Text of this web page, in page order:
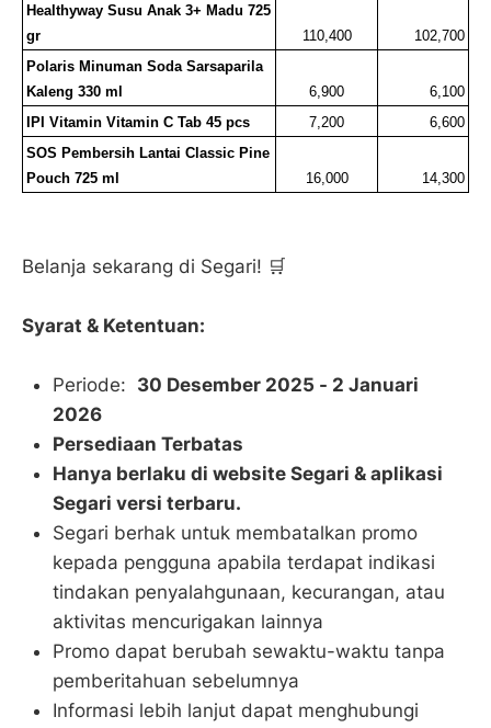
Healthyway Susu Anak 3+ Madu 725
gr
110,400
102,700
Polaris Minuman Soda Sarsaparila
Kaleng 330 ml
6,900
6,100
IPI Vitamin Vitamin C Tab 45 pcs
7,200
6,600
SOS Pembersih Lantai Classic Pine
Pouch 725 ml
16,000 14,300
Belanja sekarang di Segari! 🛒
Syarat & Ketentuan:
Periode: 30 Desember 2025 - 2 Januari
2026
Persediaan Terbatas
Hanya berlaku di website Segari & aplikasi
Segari versi terbaru.
Segari berhak untuk membatalkan promo
kepada pengguna apabila terdapat indikasi
tindakan penyalahgunaan, kecurangan, atau
aktivitas mencurigakan lainnya
Promo dapat berubah sewaktu-waktu tanpa
pemberitahuan sebelumnya
Informasi lebih lanjut dapat menghubungi